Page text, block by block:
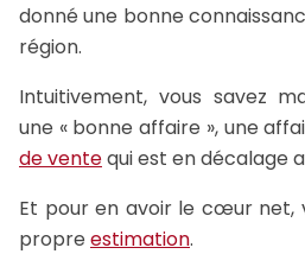
donné une bonne
région.
Intuitivement, vous savez
une « bonne affaire », une
de ventequi est en décalage
Et pour en avoir le cœur net,
propre estimation.